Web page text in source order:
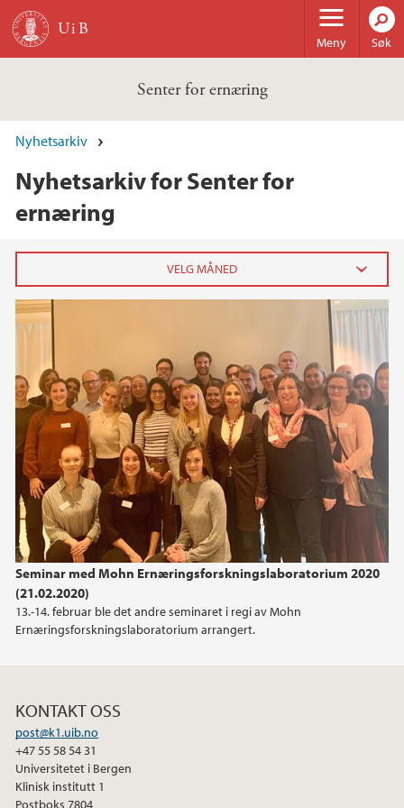
Hopp til hovedinnhold
Meny Søk
Senter for ernæring
Nyhetsarkiv
Nyhetsarkiv for Senter for
ernæring
Seminar med Mohn Ernæringsforskningslaboratorium 2020
(21.02.2020)
13.-14. februar ble det andre seminaret i regi av Mohn
Ernæringsforskningslaboratorium arrangert.
april (1)
2025
2023
2022
2021
2020
2019
KONTAKT OSS
post@k1.uib.no
+47 55 58 54 31
Universitetet i Bergen
Klinisk institutt 1